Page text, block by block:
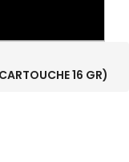
16 GR)